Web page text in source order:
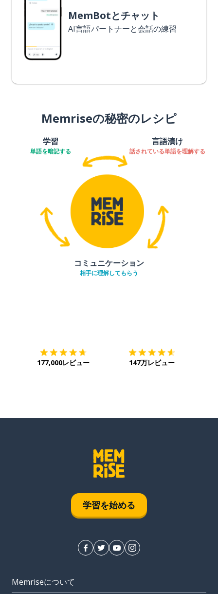
MemBotとチャット
AI言語パートナーと会話の練習
Memriseの秘密のレシピ
学習
単語を暗記する
言語漬け
話されている単語を理解する
コミュニケーション
相手に理解してもらう
177,000レビュー 147万レビュー
学習を始める
Memriseについて